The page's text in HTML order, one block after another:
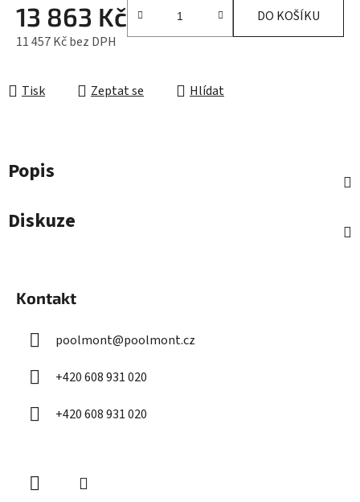
13 863 Kč
11 457 Kč bez DPH
DO KOŠÍKU
Tisk Zeptat se Hlídat
Popis
Diskuze
Kontakt
poolmont@poolmont.cz
+420 608 931 020
+420 608 931 020